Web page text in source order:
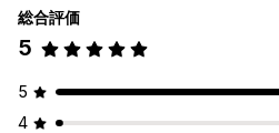
画像の最適化
メタデータの最適化
パフォーマンスのモニタリング
代替テキスト
総合評価
5
5
4